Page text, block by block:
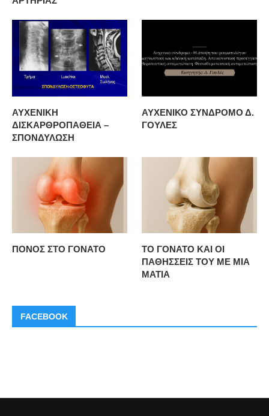
ΑΥΧΕΝΙΚΗ
ΔΙΣΚΑΡΘΡΟΠΑΘΕΙΑ –
ΣΠΟΝΔΥΛΩΣΗ
ΑΥΧΕΝΙΚΟ ΣΥΝΔΡΟΜΟ Δ.
ΓΟΥΛΕΣ
ΠΟΝΟΣ ΣΤΟ ΓΟΝΑΤΟ
ΤΟ ΓΟΝΑΤΟ ΚΑΙ ΟΙ
ΠΑΘΗΣΣΕΙΣ ΤΟΥ ΜΕ ΜΙΑ
ΜΑΤΙΑ
FACEBOOK